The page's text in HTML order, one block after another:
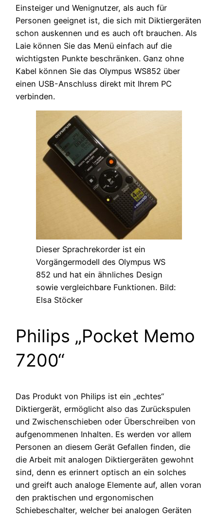
Einsteiger und Wenignutzer, als auch für
Personen geeignet ist, die sich mit Diktiergeräten
schon auskennen und es auch oft brauchen. Als
Laie können Sie das Menü einfach auf die
wichtigsten Punkte beschränken. Ganz ohne
Kabel können Sie das Olympus WS852 über
einen USB-Anschluss direkt mit Ihrem PC
verbinden.
Dieser Sprachrekorder ist ein
Vorgängermodell des Olympus WS
852 und hat ein ähnliches Design
sowie vergleichbare Funktionen. Bild:
Elsa Stöcker
Philips „Pocket Memo
7200“
Das Produkt von Philips ist ein „echtes“
Diktiergerät, ermöglicht also das Zurückspulen
und Zwischenschieben oder Überschreiben von
aufgenommenen Inhalten. Es werden vor allem
Personen an diesem Gerät Gefallen finden, die
die Arbeit mit analogen Diktiergeräten gewohnt
sind, denn es erinnert optisch an ein solches
und greift auch analoge Elemente auf, allen voran
den praktischen und ergonomischen
Schiebeschalter, welcher bei analogen Geräten